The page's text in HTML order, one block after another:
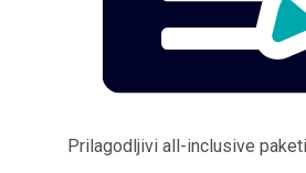
Prilagodljivi all-inclusive